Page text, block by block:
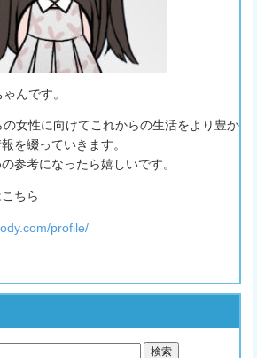
んです。
女性に向けてこれからの生活をより豊か
を綴っていきます。
参考になったら嬉しいです。
ちら
profile/